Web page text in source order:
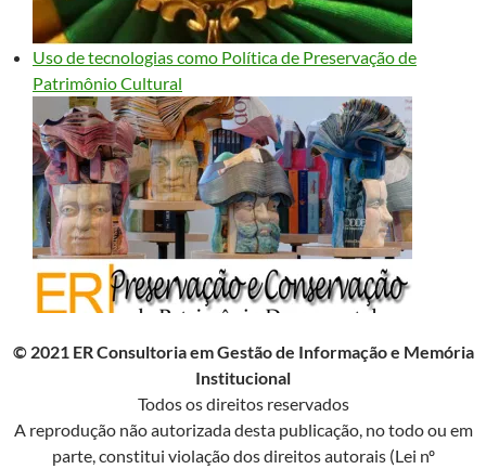
Uso de tecnologias como Política de Preservação de
Patrimônio Cultural
© 2021 ER Consultoria em Gestão de Informação e Memória
Institucional
Todos os direitos reservados
A reprodução não autorizada desta publicação, no todo ou em
parte, constitui violação dos direitos autorais (Lei nº